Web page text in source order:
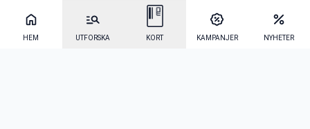
HEM UTFORSKA KORT KAMPANJER NYHETER